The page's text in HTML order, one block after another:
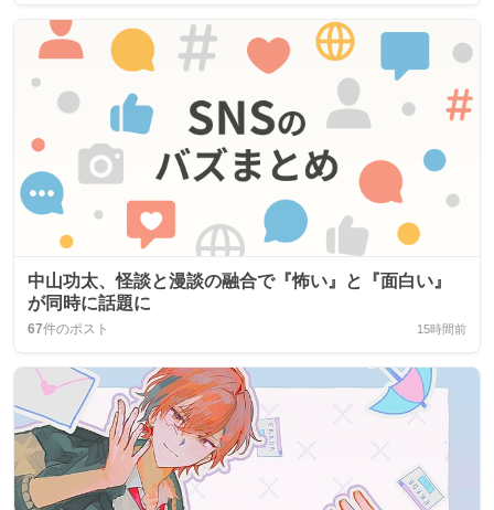
中山功太、怪談と漫談の融合で『怖い』と『面白い』
が同時に話題に
67件のポスト 15時間前